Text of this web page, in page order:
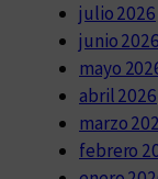
julio 2026
junio 2026
mayo
abril 2026
marzo
febrero